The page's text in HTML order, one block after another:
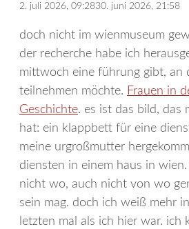
2. juli 2026, 09:2830. juni 2026, 21:58
doch nicht im wienmuseum
der recherche habe ich
mittwoch eine führung gibt, an
teilnehmen möchte. Frauen in
Geschichte. es ist das bild, das
hat: ein klappbett für eine
meine urgroßmutter
diensten in einem haus in
nicht wo, auch nicht von wo
sein mag. doch ich weiß mehr
letzten mal als ich hier war. ich